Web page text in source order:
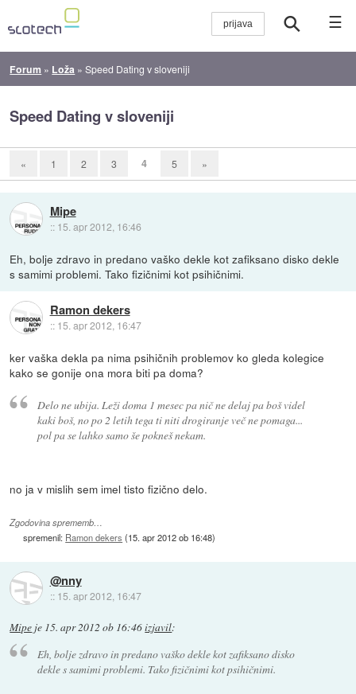
☰
Forum » Loža »Speed Dating v sloveniji
Speed Dating v sloveniji
« 1 2 3 4 5 »
Mipe
:: 15. apr 2012, 16:46
Eh, bolje zdravo in predano vaško dekle kot zafiksano disko dekle
s samimi problemi. Tako fizičnimi kot psihičnimi.
Ramon dekers
:: 15. apr 2012, 16:47
ker vaška dekla pa nima psihičnih problemov ko gleda kolegice
kako se gonije ona mora biti pa doma?
Delo ne ubija. Leži doma 1 mesec pa nič ne delaj pa boš videl
kaki boš, no po 2 letih tega ti niti drogiranje več ne pomaga...
pol pa se lahko samo še pokneš nekam.
no ja v mislih sem imel tisto fizično delo.
Zgodovina sprememb…
spremenil: Ramon dekers (15. apr 2012 ob 16:48)
@nny
:: 15. apr 2012, 16:47
Mipe je 15. apr 2012 ob 16:46izjavil:
Eh, bolje zdravo in predano vaško dekle kot zafiksano disko
dekle s samimi problemi. Tako fizičnimi kot psihičnimi.